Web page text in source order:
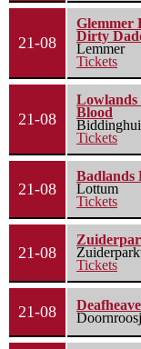
21-08
Glemmer
Dirty
Lemmer
Tickets
21-08
Lowlands
Blood
Tickets
21-08
Badlands
Lottum
Tickets
21-08
Tickets
21-08